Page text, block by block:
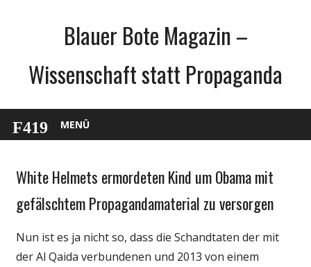
Blauer Bote Magazin –
Wissenschaft statt Propaganda
MENÜ
Gesellschaft
Politik
Wissenschaft
White Helmets ermordeten Kind um Obama mit
gefälschtem Propagandamaterial zu versorgen
Nun ist es ja nicht so, dass die Schandtaten der mit
der Al Qaida verbundenen und 2013 von einem